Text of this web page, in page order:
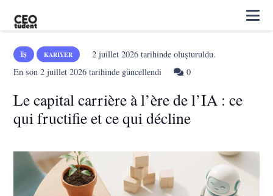
İŞ KARIYER 2 juillet 2026tarihinde oluşturuldu.
En son2 juillet 2026 tarihinde güncellendi 0
Le capital carrière à l’ère de l’IA : ce
qui fructifie et ce qui décline